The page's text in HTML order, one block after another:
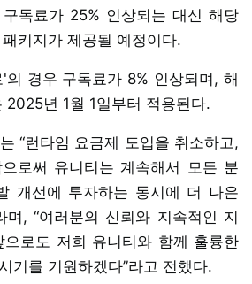
독료가 25% 인상되는 대신 해당
키지가 제공될 예정이다.
의 경우 구독료가 8% 인상되며, 해
2025년 1월 1일부터 적용된다.
“런타임 요금제 도입을 취소하고,
로써 유니티는 계속해서 모든 분
개선에 투자하는 동시에 더 나은
며, “여러분의 신뢰와 지속적인 지
로도 저희 유니티와 함께 훌륭한
기를 기원하겠다”라고 전했다.